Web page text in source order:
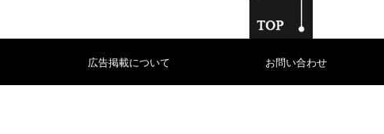
広告掲載について お問い合わせ